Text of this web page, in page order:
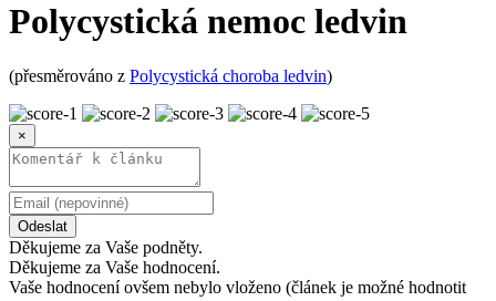
Polycystická nemoc ledvin
(přesměrováno z Polycystická choroba ledvin)
×
Odeslat
Děkujeme za Vaše podněty.
Děkujeme za Vaše hodnocení.
Vaše hodnocení ovšem nebylo vloženo (článek je možné hodnotit